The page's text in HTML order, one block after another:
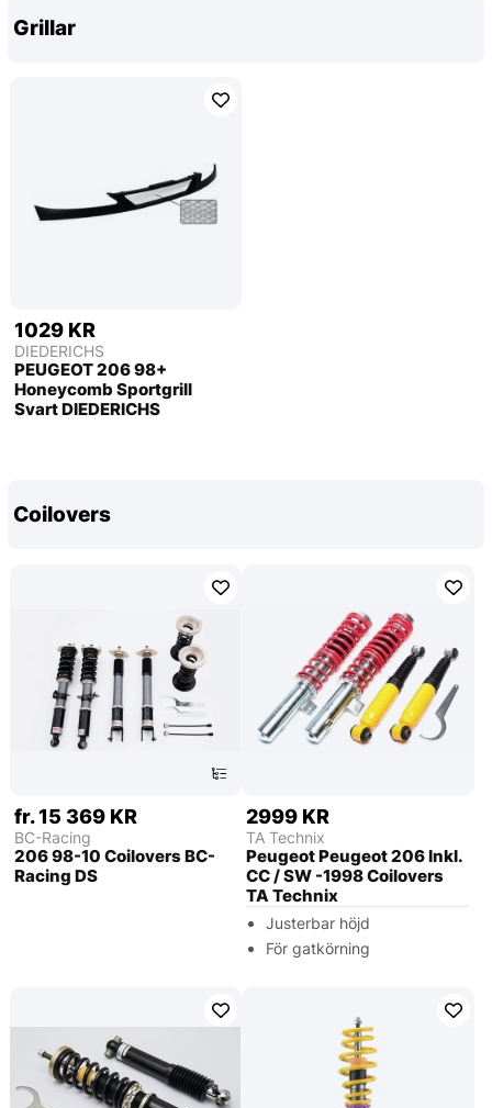
Grillar
1029 KR
DIEDERICHS
PEUGEOT 206 98+
Honeycomb Sportgrill
Svart DIEDERICHS
Coilovers
fr. 15 369 KR
BC-Racing
206 98-10 Coilovers BC-
Racing DS
2999 KR
TA Technix
Peugeot Peugeot 206 Inkl.
CC / SW -1998 Coilovers
TA Technix
Justerbar höjd
För gatkörning